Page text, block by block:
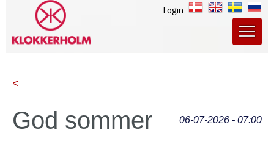
Login
<
God sommer 06-07-2026 - 07:00